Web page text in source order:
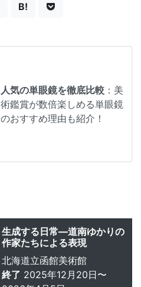
B!
人気の単眼鏡を徹底比較 ：美
術鑑賞が数倍楽しめる単眼鏡
のおすすめ理由も紹介！
生成する日常―道南ゆかりの
作家たちによる表現
北海道立函館美術館
終了 2025年12月20日〜